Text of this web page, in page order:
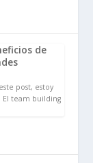
de
post, estoy
El team building